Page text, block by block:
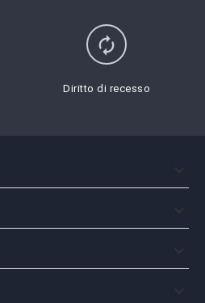
autorenew
Diritto di recesso